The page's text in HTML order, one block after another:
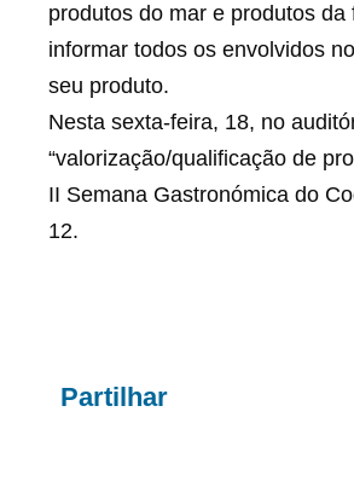
produtos do mar e produtos
informar todos os envolvidos
seu produto.
Nesta sexta-feira, 18, no
“valorização/qualificação de
II Semana Gastronómica do
12.
Partilhar